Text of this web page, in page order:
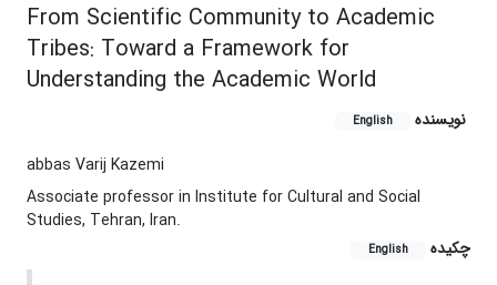
From Scientific Community to Academic
Tribes: Toward a Framework for
Understanding the Academic World
نویسنده English
abbas Varij Kazemi
Associate professor in Institute for Cultural and Social
Studies, Tehran, Iran.
چکیده
English